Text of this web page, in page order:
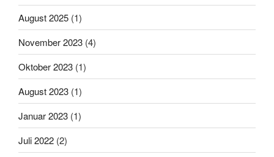
August 2025 (1)
November 2023 (4)
Oktober 2023 (1)
August 2023 (1)
Januar 2023 (1)
Juli 2022 (2)